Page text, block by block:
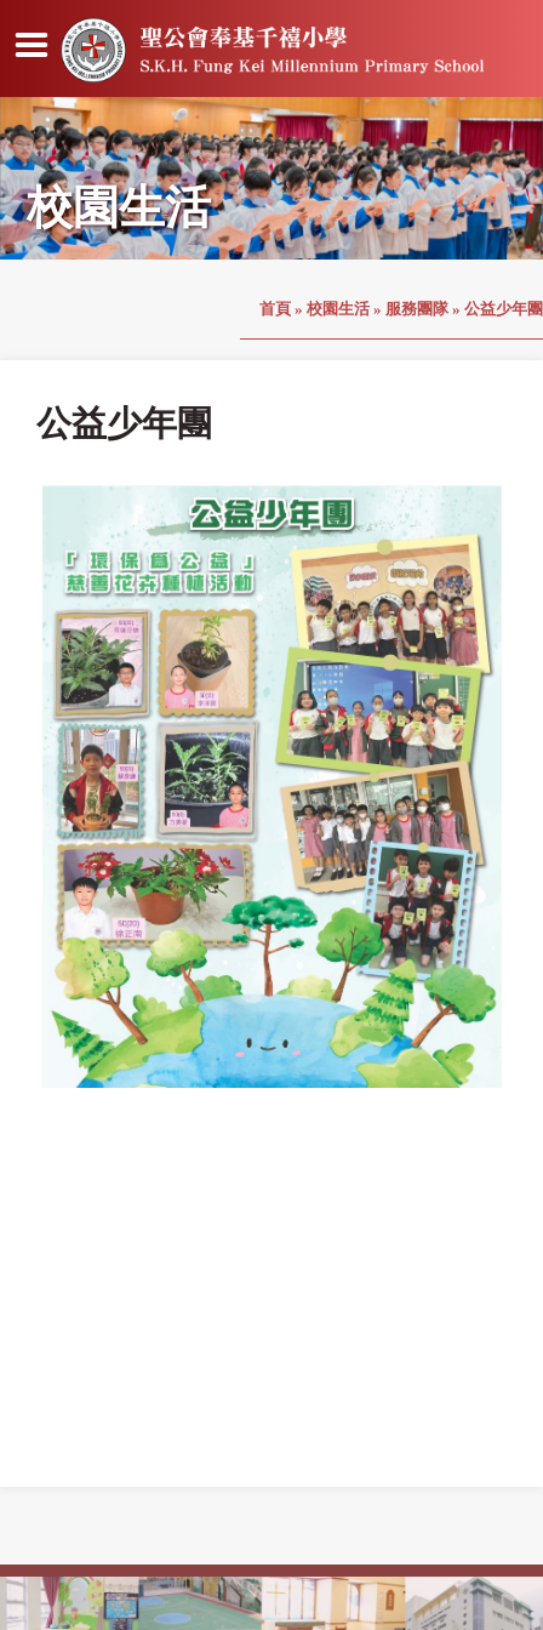
校園生活
首頁 » 校園生活 » 服務團隊 » 公益少年團
公益少年團